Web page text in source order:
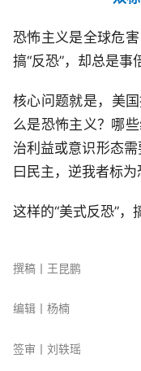
恐怖主义是全球危
搞“反恐”，却总是事
核心问题就是，美
么是恐怖主义？哪
治利益或意识形态
曰民主，逆我者标为
这样的“美式反恐”，
撰稿丨王昆鹏
编辑 丨 杨楠
签审 丨 刘轶瑶